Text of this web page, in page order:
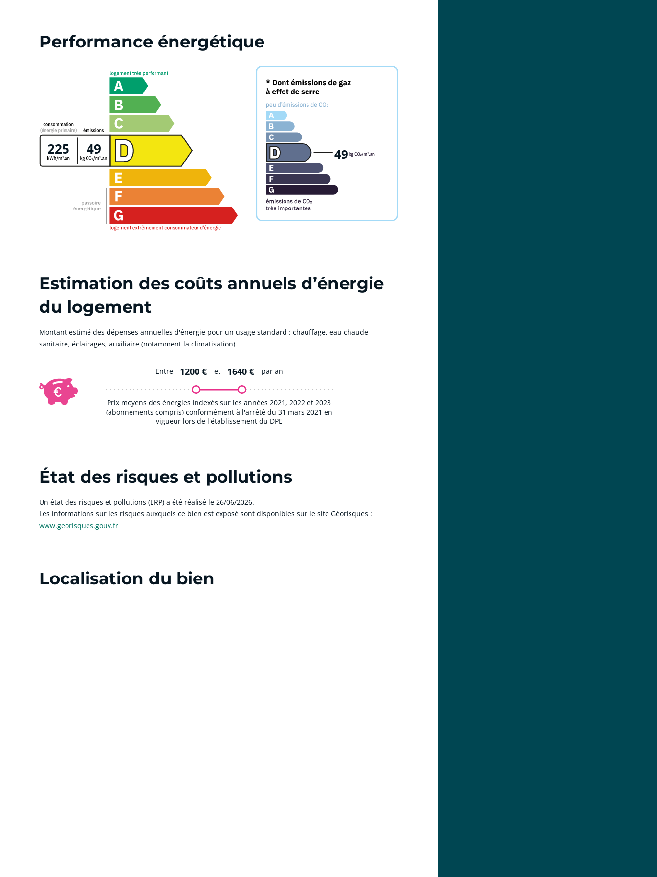
Performance énergétique
225 49 49
Estimation des coûts annuels d’énergie
du logement
Montant estimé des dépenses annuelles d'énergie pour un usage standard : chauffage, eau chaude
sanitaire, éclairages, auxiliaire (notamment la climatisation).
Entre 1200 € et 1640 € par an
Prix moyens des énergies indexés sur les années 2021, 2022 et 2023
(abonnements compris) conformément à l'arrêté du 31 mars 2021 en
vigueur lors de l'établissement du DPE
État des risques et pollutions
Un état des risques et pollutions (ERP) a été réalisé le 26/06/2026.
Les informations sur les risques auxquels ce bien est exposé sont disponibles sur le site Géorisques :
www.georisques.gouv.fr
Localisation du bien